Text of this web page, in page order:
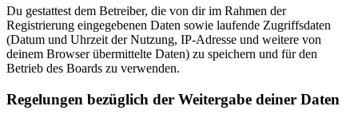
Du gestattest dem Betreiber, die von dir im Rahmen der
Registrierung eingegebenen Daten sowie laufende Zugriffsdaten
(Datum und Uhrzeit der Nutzung, IP-Adresse und weitere von
deinem Browser übermittelte Daten) zu speichern und für den
Betrieb des Boards zu verwenden.
Regelungen bezüglich der Weitergabe deiner Daten